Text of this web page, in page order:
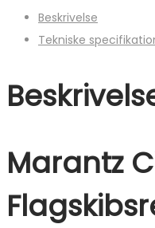
Beskrivelse
Tekniske
Marantz